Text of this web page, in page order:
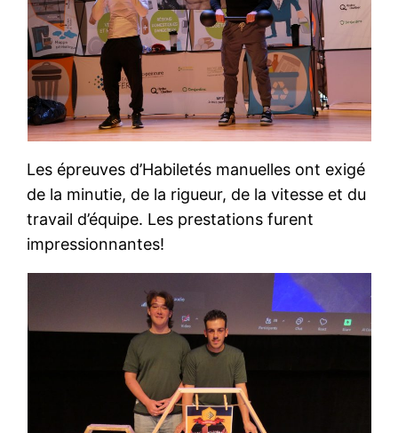
Les épreuves d’Habiletés manuelles ont exigé
de la minutie, de la rigueur, de la vitesse et du
travail d’équipe. Les prestations furent
impressionnantes!